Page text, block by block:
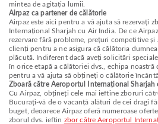
mintea de agitația lumii.
Airpaz ca partener de călătorie
Airpaz este aici pentru a vă ajuta să rezervați
Internațional Sharjah cu Air India. De ce
rezervare fără probleme, prețuri competitive și
clienți pentru a ne asigura că călătoria
plăcută. Indiferent dacă aveți solicitări
în orice etapă a călătoriei dvs., echipa
pentru a vă ajuta să obțineți o călătorie
Zboară către Aeroportul Internațional Sharjah
Cu Airpaz, obțineți cele mai ieftine zboruri
Bucurați-vă de o vacanță alături de cei dragi
buget, deoarece Airpaz oferă numeroase
zborul dvs. ieftin zbor către Aeroportul